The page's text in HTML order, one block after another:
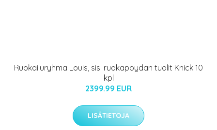
Ruokailuryhmä Louis, sis. ruokapöydän tuolit Knick 10
kpl
2399.99 EUR
LISÄTIETOJA